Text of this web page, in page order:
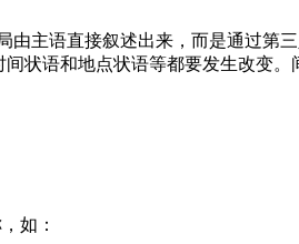
由主语直接叙述出来，而是通过第
状语和地点状语等都要发生改变。
如：